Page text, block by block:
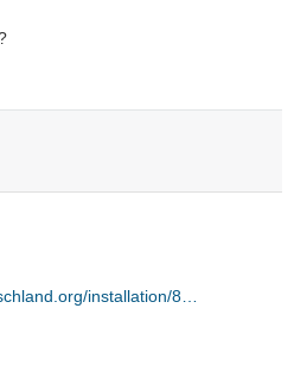
installation/8…